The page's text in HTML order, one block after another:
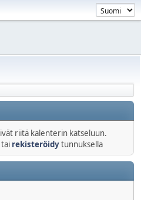
riitä kalenterin katseluun.
rekisteröidytunnuksella